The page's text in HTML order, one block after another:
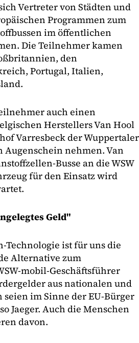
Vertreter von Städten und
Programmen zum
im öffentlichen
Die Teilnehmer kamen
den
Portugal, Italien,
auch einen
Herstellers Van Hool
Varresbeck der Wuppertaler
Augenschein nehmen. Van
Busse an die WSW
für den Einsatz wird
Geld"
Technologie ist für uns die
Alternative zum
mobil-Geschäftsführer
aus nationalen und
seien im Sinne der EU-Bürger
Jaeger. Auch die Menschen
davon.